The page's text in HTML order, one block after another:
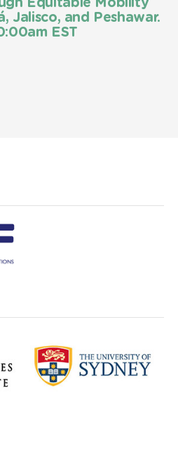
Equitable Mobility
Jalisco, and Peshawar.
EST